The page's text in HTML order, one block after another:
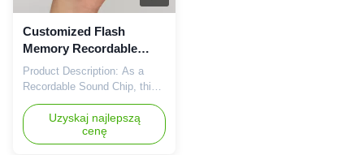
Customized Flash
Memory Recordable
Sound Module with
Customized Sound
Professional Audio
Recordings
Product Description: As a
Recordable Sound Chip, this
module stands out for its
user-friendly features and
high-quality sound recording
capabilities. It is a perfect
Uzyskaj najlepszą
cenę